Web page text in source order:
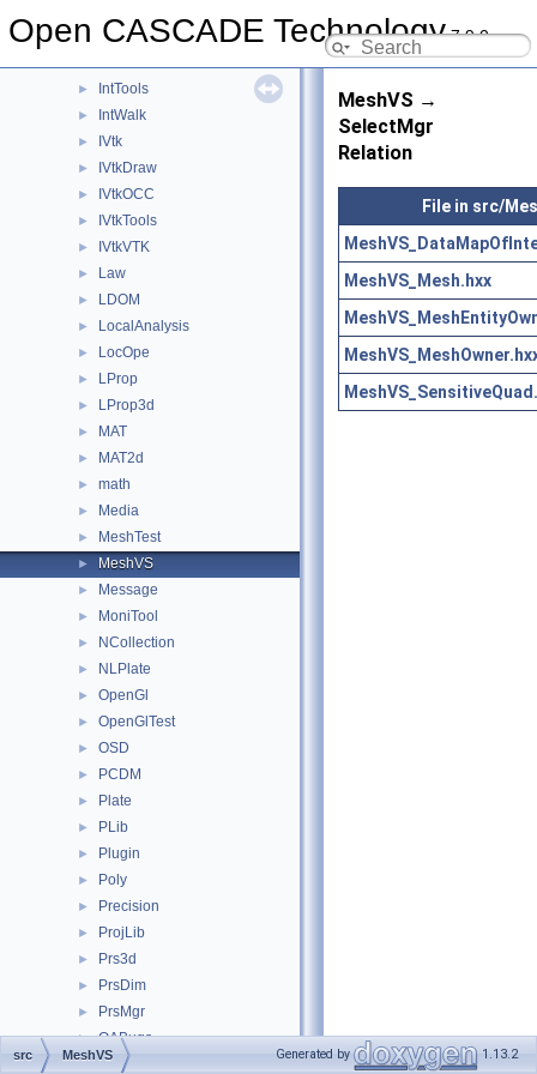
Open CASCADE Technology7.9.0
IntStart
► IntTools
► IntWalk
► IVtk
► IVtkDraw
► IVtkOCC
► IVtkTools
► IVtkVTK
► Law
► LDOM
► LocalAnalysis
► LocOpe
► LProp
► LProp3d
► MAT
► MAT2d
► math
► Media
► MeshTest
► MeshVS
► Message
► MoniTool
► NCollection
► NLPlate
► OpenGl
► OpenGlTest
► OSD
► PCDM
► Plate
► PLib
► Plugin
► Poly
► Precision
► ProjLib
► Prs3d
► PrsDim
► PrsMgr
► QABugs
► QADNaming
MeshVS →
SelectMgr
Relation
File in src/
MeshVS_Mesh.hxx
src MeshVS Generated by 1.13.2